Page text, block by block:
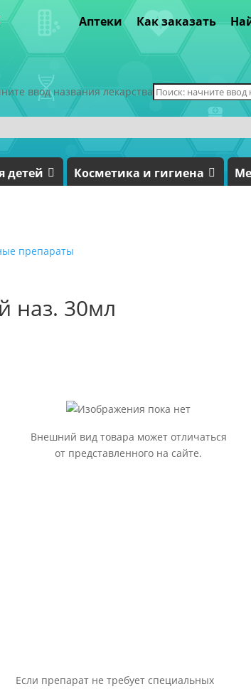
Аптеки Как заказать
ввод названия лекарства
детей Косметика и гигиена
препараты
наз. 30мл
Внешний вид товара может отличаться
от представленного на сайте.
Если препарат не требует специальных